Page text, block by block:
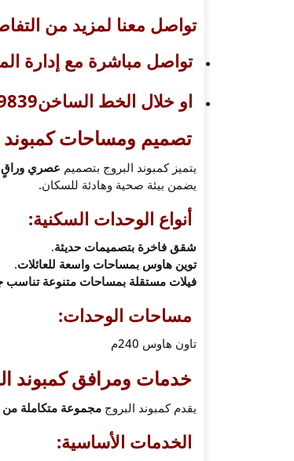
تواصل معنا لمزيد من
تواصل مباشرة مع إدارة
او خلال الخط الساخن19839
تصميم ومساحات كمبوند
يتميز كمبوند البروج بتصميم عصري وراقٍ
يضمن بيئة صحية وهادئة للسكان.
أنواع الوحدات السكنية:
شقق فاخرة بتصميمات حديثة.
توين هاوس بمساحات واسعة للعائلات.
فيلات مستقلة بمساحات متنوعة تناسب
مساحات الوحدات:
تاون هاوس 240م
خدمات ومرافق كمبوند
يقدم كمبوند البروج مجموعة متكاملة من
الخدمات الأساسية: